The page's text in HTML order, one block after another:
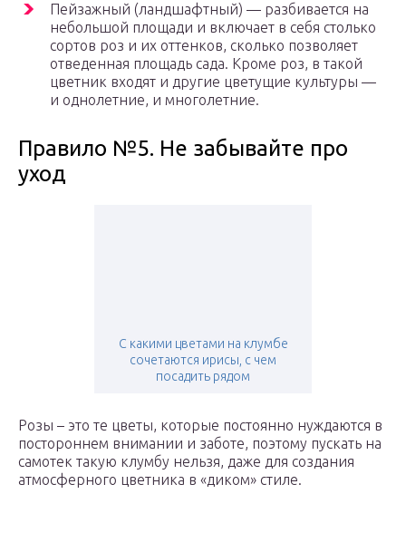
Пейзажный (ландшафтный) — разбивается на
небольшой площади и включает в себя столько
сортов роз и их оттенков, сколько позволяет
отведенная площадь сада. Кроме роз, в такой
цветник входят и другие цветущие культуры —
и однолетние, и многолетние.
Правило №5. Не забывайте про
уход
С какими цветами на клумбе
сочетаются ирисы, с чем
посадить рядом
Розы – это те цветы, которые постоянно нуждаются в
постороннем внимании и заботе, поэтому пускать на
самотек такую клумбу нельзя, даже для создания
атмосферного цветника в «диком» стиле.